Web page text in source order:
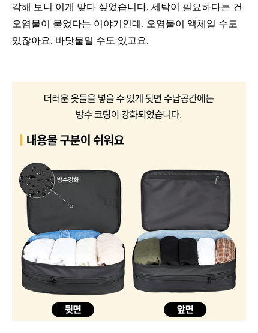
각해 보니 이게 맞다 싶었습니다. 세탁이 필요하다는 건
오염물이 묻었다는 이야기인데, 오염물이 액체일 수도
있잖아요. 바닷물일 수도 있고요.